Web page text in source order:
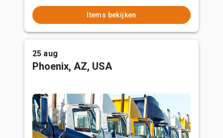
Items bekijken
25 aug
Phoenix, AZ, USA